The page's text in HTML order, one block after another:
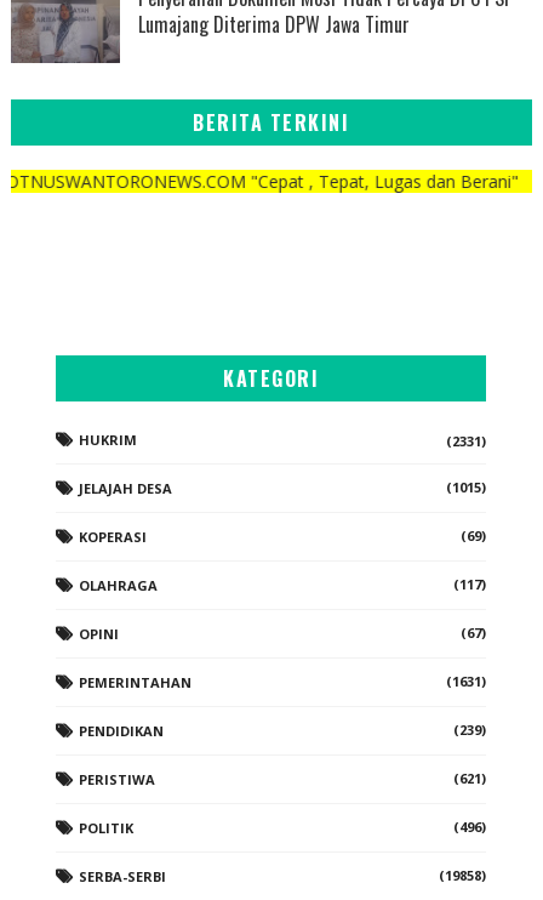
Lumajang Diterima DPW Jawa Timur
BERITA TERKINI
"Cepat , Tepat, Lugas dan Berani"
KATEGORI
HUKRIM (2331)
JELAJAH DESA (1015)
KOPERASI (69)
OLAHRAGA (117)
OPINI (67)
PEMERINTAHAN (1631)
PENDIDIKAN (239)
PERISTIWA (621)
POLITIK (496)
SERBA-SERBI (19858)